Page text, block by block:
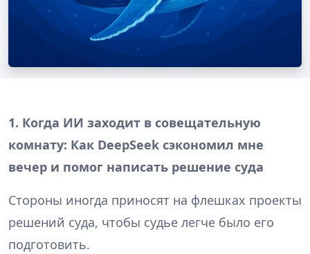
1. Когда ИИ заходит в совещательную
комнату: Как DeepSeek сэкономил мне
вечер и помог написать решение суда
Стороны иногда приносят на флешках проекты
решений суда, чтобы судье легче было его
подготовить.